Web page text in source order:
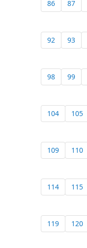
86 87
92 93
98 99
104 105
109 110
114 115
119 120